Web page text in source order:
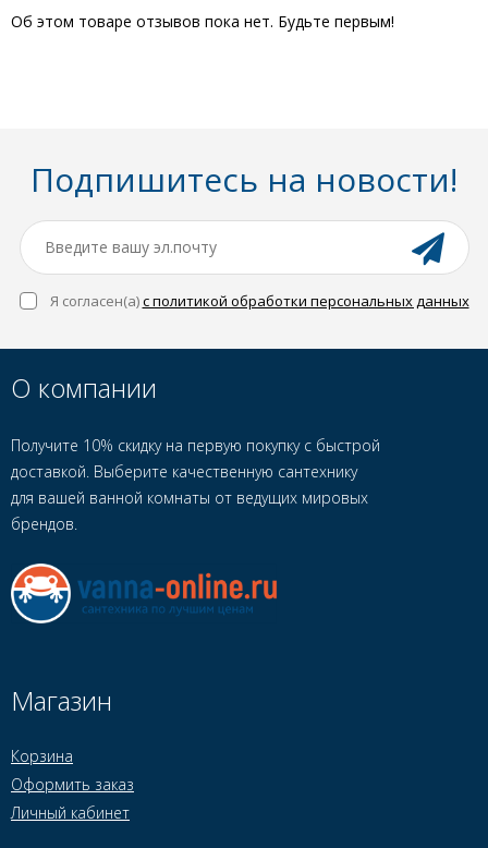
Об этом товаре отзывов пока нет. Будьте первым!
Подпишитесь на новости!
Я согласен(a)с политикой обработки персональных данных
О компании
Получите 10% скидку на первую покупку с быстрой
доставкой. Выберите качественную сантехнику
для вашей ванной комнаты от ведущих мировых
брендов.
Магазин
Корзина
Оформить заказ
Личный кабинет